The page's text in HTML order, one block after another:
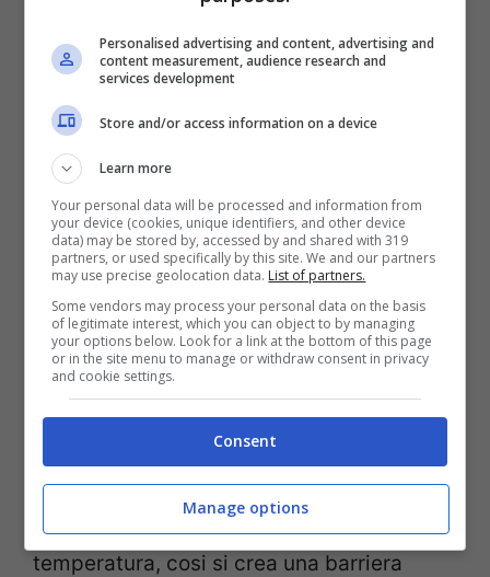
E’ accaduto tutto in Norvegia con un team
di ingegneri che hanno analizzato tutto ed
hanno trovato cosi un metodo alternativo
al più noto cappotto termico. In primo
luogo serviva trovare soluzioni per i climi
più rigidi. Questo nuovo sistema prevede
dei materiali leggeri e che reagiscono in
maniera repentina ai cambi di
temperatura, cosi si crea una barriera
Personalised advertising and content, advertising and
content measurement, audience research and
services development
Store and/or access information on a device
Learn more
Your personal data will be processed and information from
your device (cookies, unique identifiers, and other device
data) may be stored by, accessed by and shared with 319
partners, or used specifically by this site. We and our partners
may use precise geolocation data. List of partners.
Some vendors may process your personal data on the basis
of legitimate interest, which you can object to by managing
your options below. Look for a link at the bottom of this page
or in the site menu to manage or withdraw consent in privacy
and cookie settings.
Consent
Manage options